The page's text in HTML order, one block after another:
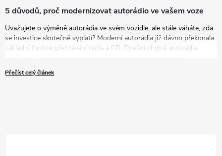
5 důvodů, proč modernizovat autorádio ve vašem voze
Uvažujete o výměně autorádia ve svém vozidle, ale stále váháte, zda
se investice skutečně vyplatí? Moderní autorádia již dávno překonala
základní funkce přehrávání rádia a CD. Dnešní chytrá autorádia
způsobem zvyšují komfort, bezpečnost i zábavu během každé jízdy.
V tomto článku vám představíme pět přesvědčivých důvodů, proč
Přečíst celý článek